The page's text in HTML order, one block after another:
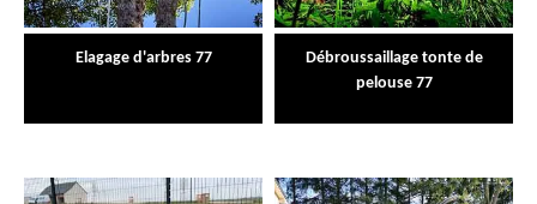
Elagage d'arbres 77
Débroussaillage tonte de
pelouse 77